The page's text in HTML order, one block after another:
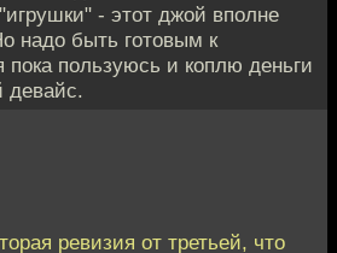
- этот джой вполне
надо быть готовым к
пользуюсь и коплю деньги
девайс.
ревизия от третьей, что